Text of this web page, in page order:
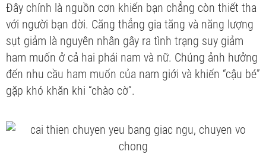
Đây chính là nguồn cơn khiến bạn chẳng còn thiết tha
với người bạn đời. Căng thẳng gia tăng và năng lượng
sụt giảm là nguyên nhân gây ra tình trạng suy giảm
ham muốn ở cả hai phái nam và nữ. Chúng ảnh hưởng
đến nhu cầu ham muốn của nam giới và khiến “cậu bé”
gặp khó khăn khi “chào cờ”.